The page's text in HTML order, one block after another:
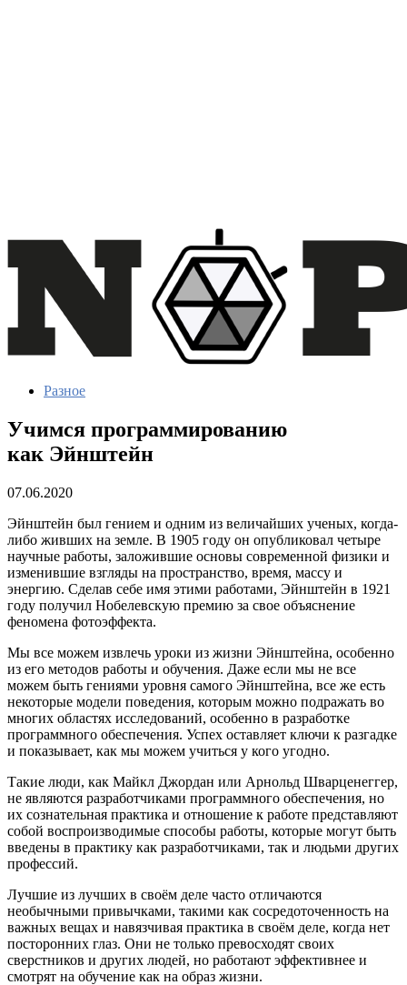
Разное
Учимся программированию
как Эйнштейн
07.06.2020
Эйнштейн был гением и одним из величайших ученых, когда-
либо живших на земле. В 1905 году он опубликовал четыре
научные работы, заложившие основы современной физики и
изменившие взгляды на пространство, время, массу и
энергию. Сделав себе имя этими работами, Эйнштейн в 1921
году получил Нобелевскую премию за свое объяснение
феномена фотоэффекта.
Мы все можем извлечь уроки из жизни Эйнштейна, особенно
из его методов работы и обучения. Даже если мы не все
можем быть гениями уровня самого Эйнштейна, все же есть
некоторые модели поведения, которым можно подражать во
многих областях исследований, особенно в разработке
программного обеспечения. Успех оставляет ключи к разгадке
и показывает, как мы можем учиться у кого угодно.
Такие люди, как Майкл Джордан или Арнольд Шварценеггер,
не являются разработчиками программного обеспечения, но
их сознательная практика и отношение к работе представляют
собой воспроизводимые способы работы, которые могут быть
введены в практику как разработчиками, так и людьми других
профессий.
Лучшие из лучших в своём деле часто отличаются
необычными привычками, такими как сосредоточенность на
важных вещах и навязчивая практика в своём деле, когда нет
посторонних глаз. Они не только превосходят своих
сверстников и других людей, но работают эффективнее и
смотрят на обучение как на образ жизни.